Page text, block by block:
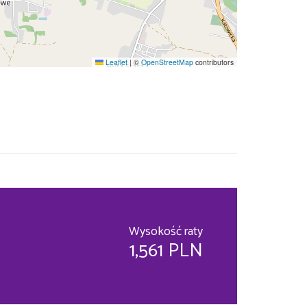
Leaflet | © OpenStreetMap contributors
Wysokość raty
1,561 PLN